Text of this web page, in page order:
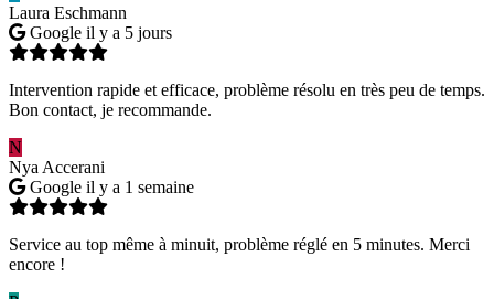
Laura Eschmann
Google il y a 5 jours
Intervention rapide et efficace, problème résolu en très peu de temps.
Bon contact, je recommande.
N
Nya Accerani
Google il y a 1 semaine
Service au top même à minuit, problème réglé en 5 minutes. Merci
encore !